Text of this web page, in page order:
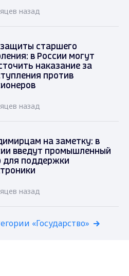
назад
старшего
в России могут
наказание за
против
назад
на заметку: в
введут промышленный
для поддержки
назад
«Государство»